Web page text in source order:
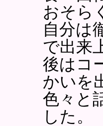
おそら
自分は
で出来
後はコ
かいを
色々と
した。